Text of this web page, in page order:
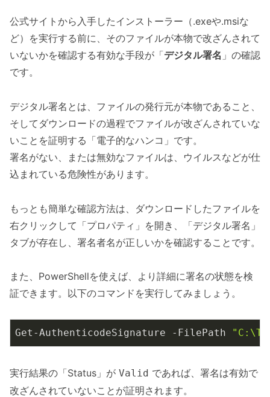
公式サイトから入手したインストーラー（.exeや.msiな
ど）を実行する前に、そのファイルが本物で改ざんされて
いないかを確認する有効な手段が「デジタル署名 」の確認
です。
デジタル署名とは、ファイルの発行元が本物であること、
そしてダウンロードの過程でファイルが改ざんされていな
いことを証明する「電子的なハンコ」です。
署名がない、または無効なファイルは、ウイルスなどが仕
込まれている危険性があります。
もっとも簡単な確認方法は、ダウンロードしたファイルを
右クリックして「プロパティ」を開き、「デジタル署名」
タブが存在し、署名者名が正しいかを確認することです。
また、PowerShellを使えば、より詳細に署名の状態を検
証できます。以下のコマンドを実行してみましょう。
Get-AuthenticodeSignature -FilePath
実行結果の「Status」が Valid であれば、署名は有効で
改ざんされていないことが証明されます。